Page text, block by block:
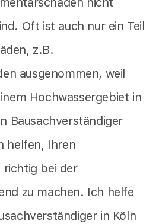
Oft ist auch nur ein Teil
z.B.
ausgenommen, weil
Hochwassergebiet in
Bausachverständiger
helfen, Ihren
richtig bei der
zu machen. Ich helfe
in Köln